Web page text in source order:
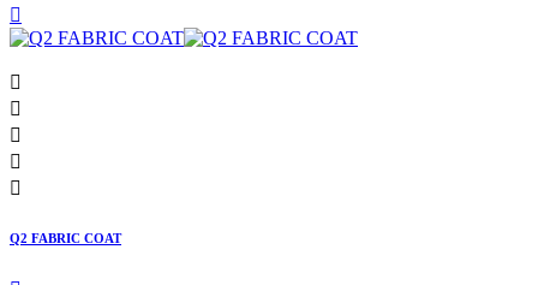






Q2 FABRIC COAT